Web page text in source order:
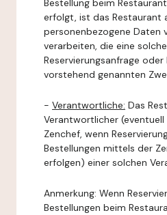
Bestellung beim
erfolgt, ist das Restaurant
personenbezogene Daten
verarbeiten, die eine solche
Reservierungsanfrage
vorstehend genannten
- Verantwortliche: Das
Verantwortlicher
Zenchef, wenn
Bestellungen mittels der
erfolgen) einer solchen
Anmerkung: Wenn
Bestellungen beim